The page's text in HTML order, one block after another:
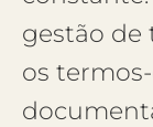
gestão de
os